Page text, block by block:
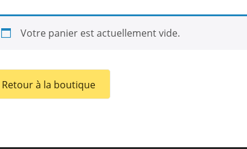
Votre panier est actuellement vide.
Retour à la boutique